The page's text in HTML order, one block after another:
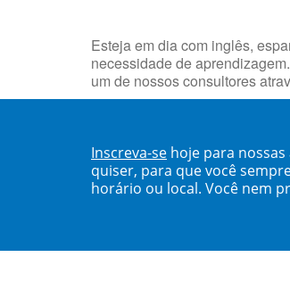
Esteja em dia com inglês,
necessidade de
um de nossos consultores
Inscreva-se hoje para nossas
quiser, para que você
horário ou local. Você nem